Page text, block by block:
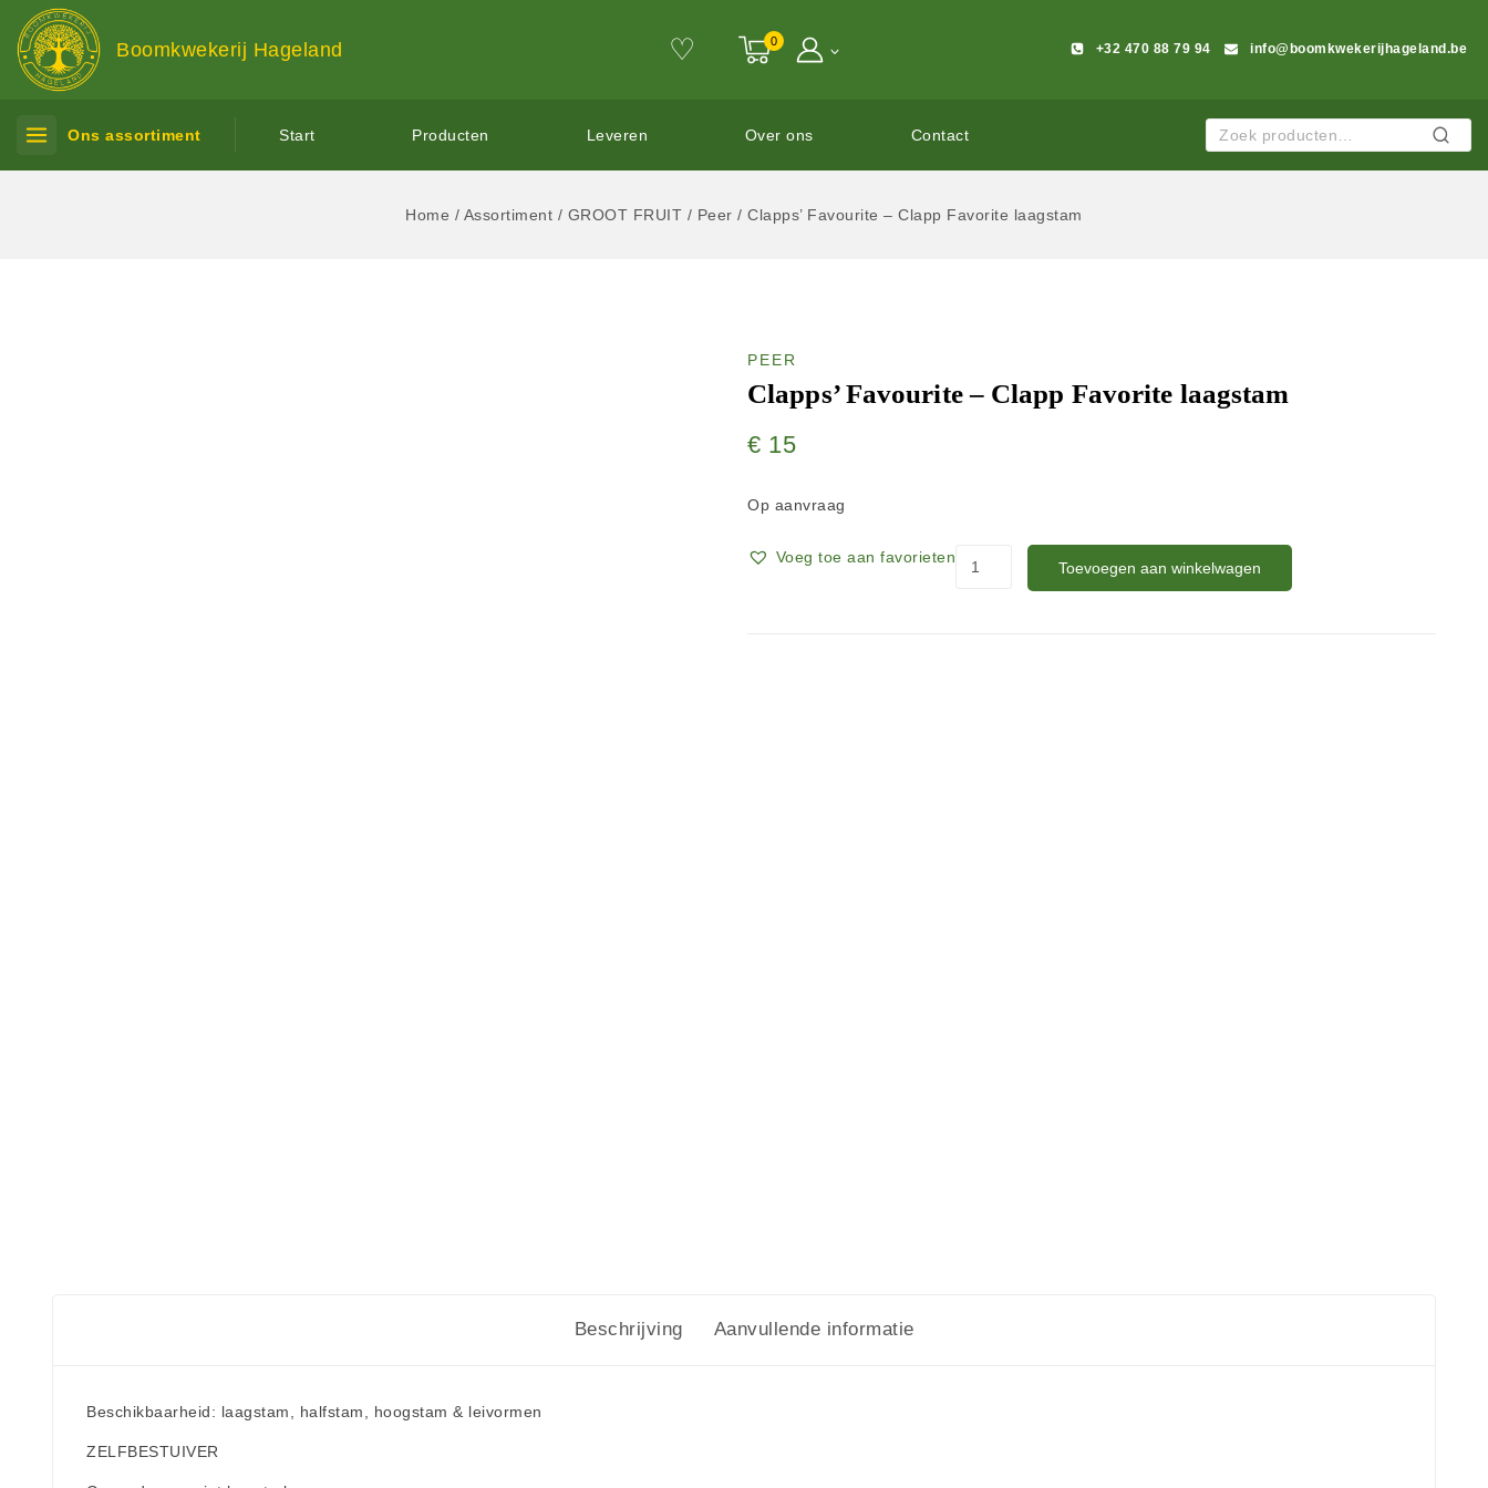
Boomkwekerij Hageland ♡ 0 +32 470 88 79 94 info@boomkwekerijhageland.be
Ons assortiment Start Producten Leveren Over ons Contact Zoeken
Home / Assortiment / GROOT FRUIT / Peer / Clapps’ Favourite – Clapp Favorite laagstam
PEER
Clapps’ Favourite – Clapp Favorite laagstam
€ 15
Op aanvraag
Voeg toe aan favorieten
Toevoegen aan winkelwagen
Beschrijving Aanvullende informatie
Beschikbaarheid: laagstam, halfstam, hoogstam & leivormen
ZELFBESTUIVER